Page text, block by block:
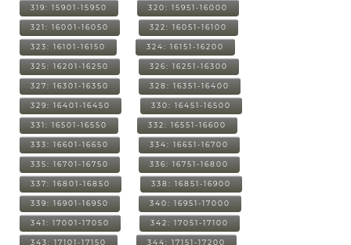
319: 15901-15950 320: 15951-16000
321: 16001-16050 322: 16051-16100
323: 16101-16150 324: 16151-16200
325: 16201-16250 326: 16251-16300
327: 16301-16350 328: 16351-16400
329: 16401-16450 330: 16451-16500
331: 16501-16550 332: 16551-16600
333: 16601-16650 334: 16651-16700
335: 16701-16750 336: 16751-16800
337: 16801-16850 338: 16851-16900
339: 16901-16950 340: 16951-17000
341: 17001-17050 342: 17051-17100
343: 17101-17150 344: 17151-17200